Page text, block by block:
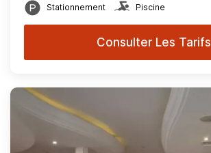
Stationnement Piscine
Consulter Les Tarifs